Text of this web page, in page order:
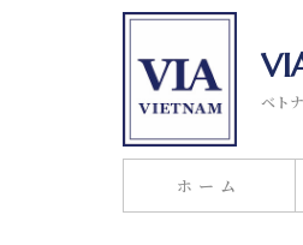
ベト
ホーム